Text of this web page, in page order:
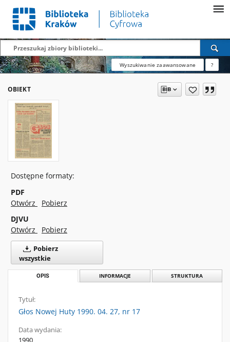
Wyszukiwanie zaawansowane ?
OBIEKT
Dostępne formaty:
PDF
Otwórz
Pobierz
DJVU
Otwórz
Pobierz
Pobierz
wszystkie
OPIS INFORMACJE STRUKTURA
Tytuł:
Głos Nowej Huty 1990. 04. 27, nr 17
Data wydania:
1990